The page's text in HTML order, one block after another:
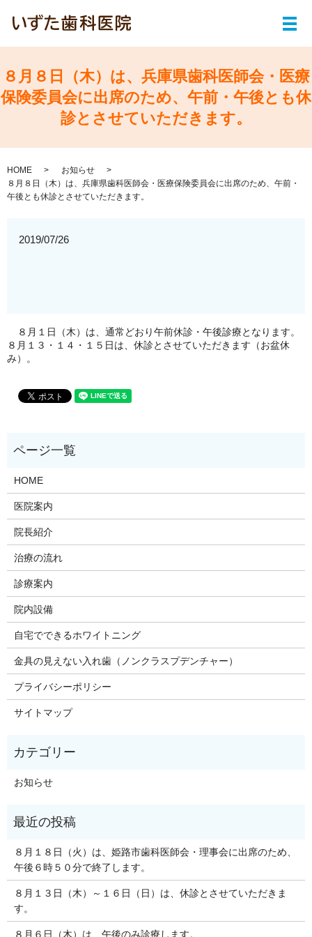
メ
８月８日（木）は、兵庫県歯科医師会・医療
保険委員会に出席のため、午前・午後とも休
診とさせていただきます。
HOME
お知らせ
８月８日（木）は、兵庫県歯科医師会・医療保険委員会に出席のため、午前・
午後とも休診とさせていただきます。
2019/07/26
８月１日（木）は、通常どおり午前休診・午後診療となります。
８月１３・１４・１５日は、休診とさせていただきます（お盆休
み）。
HOME
医院案内
院長紹介
治療の流れ
診療案内
院内設備
自宅でできるホワイトニング
金具の見えない入れ歯（ノンクラスプデンチャー）
プライバシーポリシー
サイトマップ
お知らせ
８月１８日（火）は、姫路市歯科医師会・理事会に出席のため、
午後６時５０分で終了します。
８月１３日（木）～１６日（日）は、休診とさせていただきま
す。
８月６日（木）は、午後のみ診療します。